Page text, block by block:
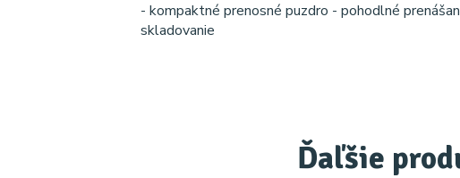
- kompaktné prenosné puzdro - pohodlné
skladovanie
Ďaľšie